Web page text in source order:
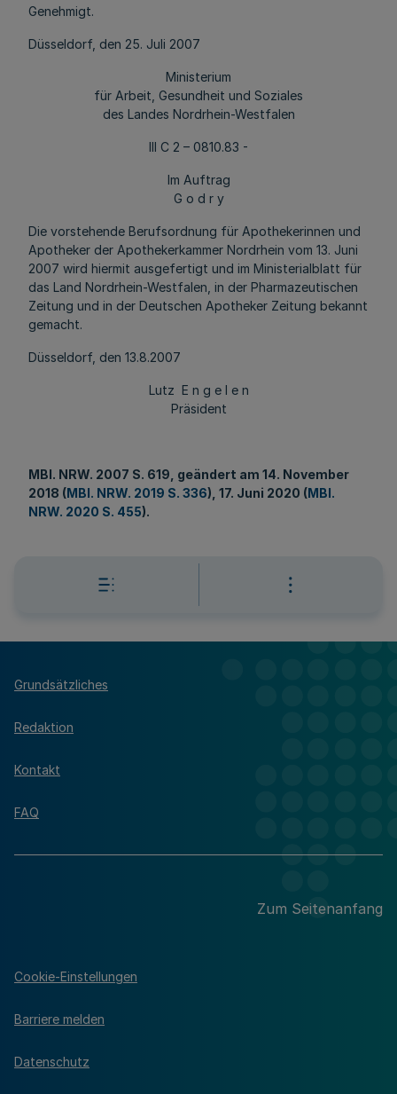
Genehmigt.
Düsseldorf, den 25. Juli 2007
Ministerium
für Arbeit, Gesundheit und Soziales
des Landes Nordrhein-Westfalen
III C 2 – 0810.83 -
Im Auftrag
G o d r y
Die vorstehende Berufsordnung für Apothekerinnen und
Apotheker der Apothekerkammer Nordrhein vom 13. Juni
2007 wird hiermit ausgefertigt und im Ministerialblatt für
das Land Nordrhein-Westfalen, in der Pharmazeutischen
Zeitung und in der Deutschen Apotheker Zeitung bekannt
gemacht.
Düsseldorf, den 13.8.2007
Lutz E n g e l e n
Präsident
MBl. NRW. 2007 S. 619, geändert am 14. November
2018 (MBl. NRW. 2019 S. 336), 17. Juni 2020 (MBl.
NRW. 2020 S. 455).
Grundsätzliches
Redaktion
Kontakt
FAQ
Zum Seitenanfang
Cookie-Einstellungen
Barriere melden
Datenschutz